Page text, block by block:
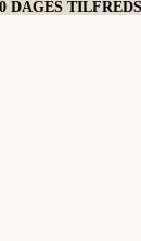
DAGES